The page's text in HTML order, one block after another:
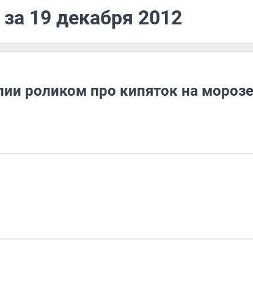
19 декабря 2012
роликом про кипяток на морозе